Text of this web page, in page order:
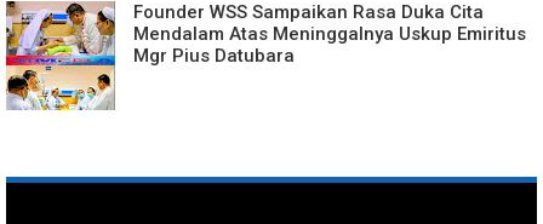
Founder WSS Sampaikan Rasa Duka Cita
Mendalam Atas Meninggalnya Uskup Emiritus
Mgr Pius Datubara